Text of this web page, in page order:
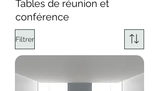
Tables de réunion et
conférence
Filtrer